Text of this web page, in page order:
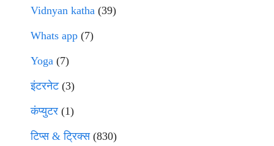
Vidnyan katha (39)
Whats app (7)
Yoga (7)
इंटरनेट(3)
कंप्युटर (1)
टिप्स & ट्रिक्स(830)